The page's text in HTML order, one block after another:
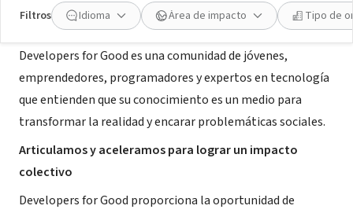
Filtros Idioma Área de impacto Tipo de
Acerca de
Developers for Good es una comunidad de jóvenes,
emprendedores, programadores y expertos en tecnología
que entienden que su conocimiento es un medio para
transformar la realidad y encarar problemáticas sociales.
Articulamos y aceleramos para lograr un impacto
colectivo
Developers for Good proporciona la oportunidad de